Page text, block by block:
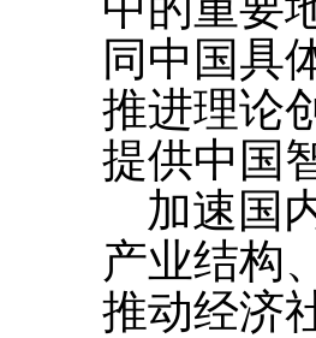
同中国具
推进理论
提供中国
加速国
产业结构
推动经济